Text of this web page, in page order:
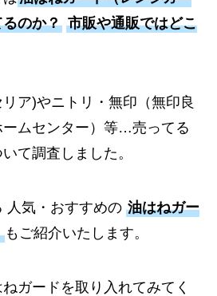
のか？ 市販や通販ではどこ
ア)やニトリ・無印（無印良
ムセンター）等…売ってる
て調査しました。
人気・おすすめの 油はねガー
もご紹介いたします。
ガードを取り入れてみてく